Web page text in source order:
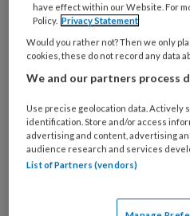
Reumatische voet
Oncologische voet
Spastische voet
Oudere voet
Verwaarloosde voet
Specialistische
Nagelreparatie
Nagelregulatie
have effect within our Website. For
Policy. Privacy Statement
Would you rather not? Then we only
cookies, these do not record any data
We and our partners process
Use precise geolocation data.
identification. Store and/or access
advertising and content, advertising
audience research and services
List of Partners (vendors)